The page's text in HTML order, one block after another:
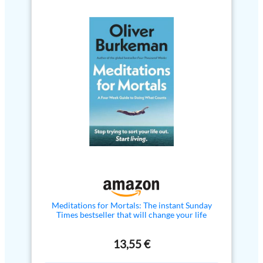
parenthèse de pleine conscience.
APPLICATION】Le plateau de
sable de méditation vous permet
d'accéder à des centaines de
motifs enchanteurs et de
couleurs de lumière d'ambiance
via l'application dédiée. Ajustez
la vitesse, créez des playlists
personnalisées – le tout d'un
simple scan. Votre univers de
MOTIFS APAISANTS ET
SYMBOLES ANCIENS】Le
plateau de sable de méditation
dans le sable. Suivez chaque
ligne gracieuse pour trouver
l'équilibre, éveiller votre totem
intérieur et vous guider vers la
plateau de peinture sur sable est
ce qui le rend parfait pour ceux
et celles qui dorment sur le côté.
D'HISTOIRES HYPNOTISANTES
ET DE MEDITATION GUIDEE
Un code exclusif pour
l'application se trouve dans la
boîte. Contenu créé par de
grands spécialistes du sommeil
sophrologues).Endormez-vous
rapidement, sans effort et sans
sommeil plus réparateur. Un
AUCUNE LIMITE
HoomBand fonctionne tout
d'autres applications. Parfait
Meditations for Mortals: The instant Sunday
Times bestseller that will change your life
13,55 €